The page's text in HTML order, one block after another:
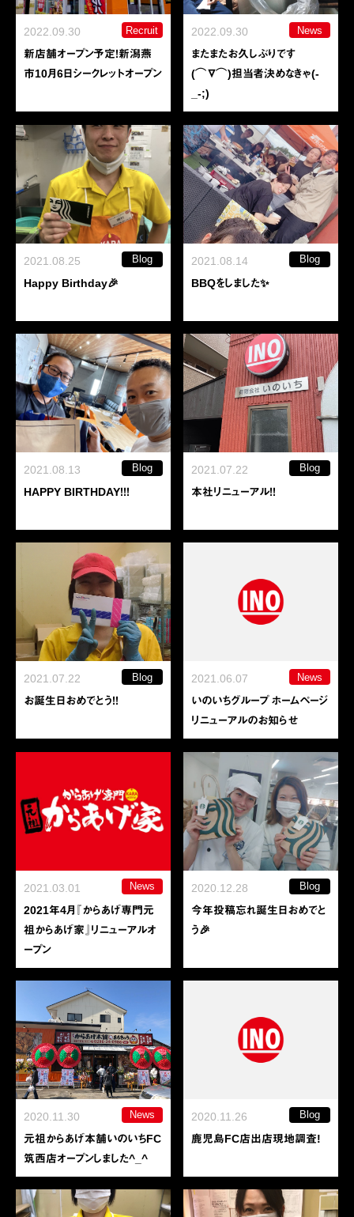
2022.09.30 Recruit
新店舗オープン予定！新潟燕
市10月6日シークレットオープン
2022.09.30 News
またまたお久しぶりです
(⌒∇⌒)担当者決めなきゃ(-
_-;)
2021.08.25 Blog
Happy Birthday🎉
2021.08.14 Blog
BBQをしました✨
2021.08.13 Blog
HAPPY BIRTHDAY！！！
2021.07.22 Blog
本社リニューアル！！
2021.07.22 Blog
お誕生日おめでとう！！
2021.06.07 News
いのいちグループ ホームページ
リニューアルのお知らせ
2021.03.01 News
2021年4月『からあげ専門元
祖からあげ家』リニューアルオ
ープン
2020.12.28 Blog
今年投稿忘れ誕生日おめでと
う🎉
2020.11.30 News
元祖からあげ本舗いのいちFC
筑西店オープンしました^_^
2020.11.26 Blog
鹿児島FC店出店現地調査!